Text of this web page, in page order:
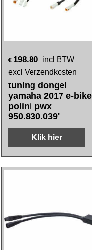
€ 198.80 incl BTW
excl Verzendkosten
tuning dongel
yamaha 2017 e-bike
polini pwx
950.830.039'
Klik hier